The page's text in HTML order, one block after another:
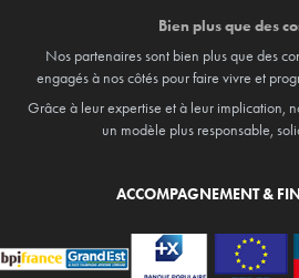
Bien plus que des
Nos partenaires sont bien plus que des
engagés à nos côtés pour faire vivre et
Grâce à leur expertise et à leur implication,
un modèle plus responsable,
ACCOMPAGNEMENT &